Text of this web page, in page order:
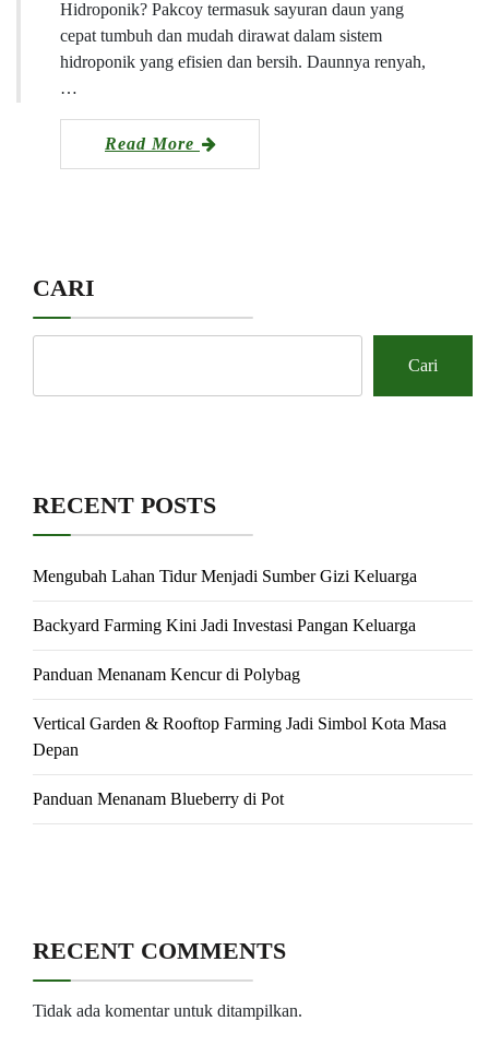
Hidroponik? Pakcoy termasuk sayuran daun yang
cepat tumbuh dan mudah dirawat dalam sistem
hidroponik yang efisien dan bersih. Daunnya renyah,
…
Read More
CARI
Cari
RECENT POSTS
Mengubah Lahan Tidur Menjadi Sumber Gizi Keluarga
Backyard Farming Kini Jadi Investasi Pangan Keluarga
Panduan Menanam Kencur di Polybag
Vertical Garden & Rooftop Farming Jadi Simbol Kota Masa
Depan
Panduan Menanam Blueberry di Pot
RECENT COMMENTS
Tidak ada komentar untuk ditampilkan.